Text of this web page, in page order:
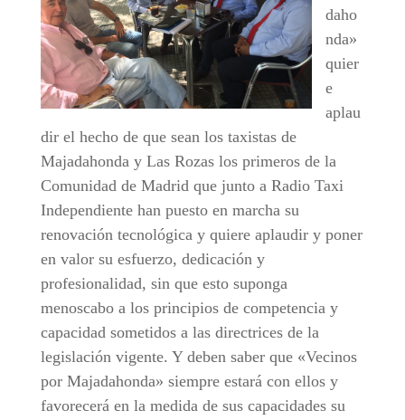
daho
nda»
quier
e
aplau
dir el hecho de que sean los taxistas de
Majadahonda y Las Rozas los primeros de la
Comunidad de Madrid que junto a Radio Taxi
Independiente han puesto en marcha su
renovación tecnológica y quiere aplaudir y poner
en valor su esfuerzo, dedicación y
profesionalidad, sin que esto suponga
menoscabo a los principios de competencia y
capacidad sometidos a las directrices de la
legislación vigente. Y deben saber que «Vecinos
por Majadahonda» siempre estará con ellos y
favorecerá en la medida de sus capacidades su